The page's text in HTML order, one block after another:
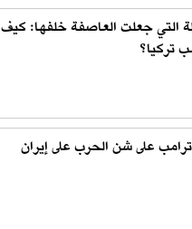
التي جعلت العاصفة خلفها: كيف
تركيا؟
على شن الحرب على إيران